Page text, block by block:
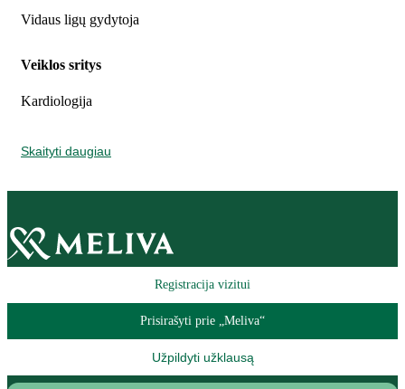
Vidaus ligų gydytoja
Veiklos sritys
Kardiologija
Skaityti daugiau
Registracija vizitui
Prisirašyti prie „Meliva“
Užpildyti užklausą